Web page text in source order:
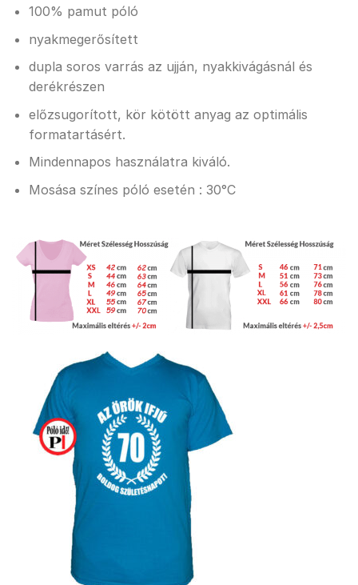
100% pamut póló
nyakmegerősített
dupla soros varrás az ujján, nyakkivágásnál és
derékrészen
előzsugorított, kör kötött anyag az optimális
formatartásért.
Mindennapos használatra kiváló.
Mosása színes póló esetén : 30°C